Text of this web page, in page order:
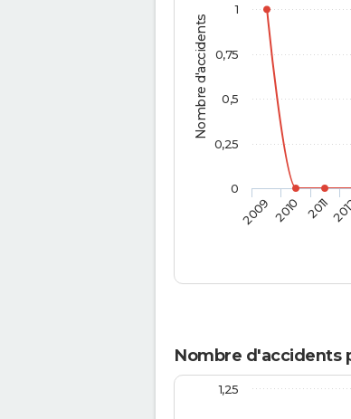
Nombre d'accidents
2009 2010 2011
0
0,25
0,5
0,75
1
Nombre d'accidents
1,25